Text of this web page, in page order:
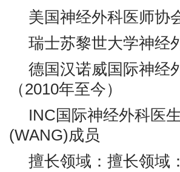
美国神经外科医师协
瑞⼠苏黎世⼤学神经
德国汉诺威国际神经
（2010年至今）
INC国际神经外科医
(WANG)成员
擅长领域：擅长领域